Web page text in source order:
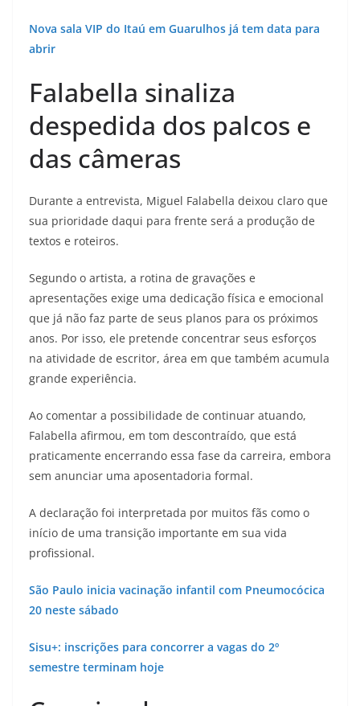
Nova sala VIP do Itaú em Guarulhos já tem data para
abrir
Falabella sinaliza
despedida dos palcos e
das câmeras
Durante a entrevista, Miguel Falabella deixou claro que
sua prioridade daqui para frente será a produção de
textos e roteiros.
Segundo o artista, a rotina de gravações e
apresentações exige uma dedicação física e emocional
que já não faz parte de seus planos para os próximos
anos. Por isso, ele pretende concentrar seus esforços
na atividade de escritor, área em que também acumula
grande experiência.
Ao comentar a possibilidade de continuar atuando,
Falabella afirmou, em tom descontraído, que está
praticamente encerrando essa fase da carreira, embora
sem anunciar uma aposentadoria formal.
A declaração foi interpretada por muitos fãs como o
início de uma transição importante em sua vida
profissional.
São Paulo inicia vacinação infantil com Pneumocócica
20 neste sábado
Sisu+: inscrições para concorrer a vagas do 2º
semestre terminam hoje